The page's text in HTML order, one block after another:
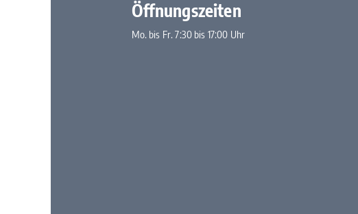
Öffnungszeiten
Mo. bis Fr. 7:30 bis 17:00 Uhr